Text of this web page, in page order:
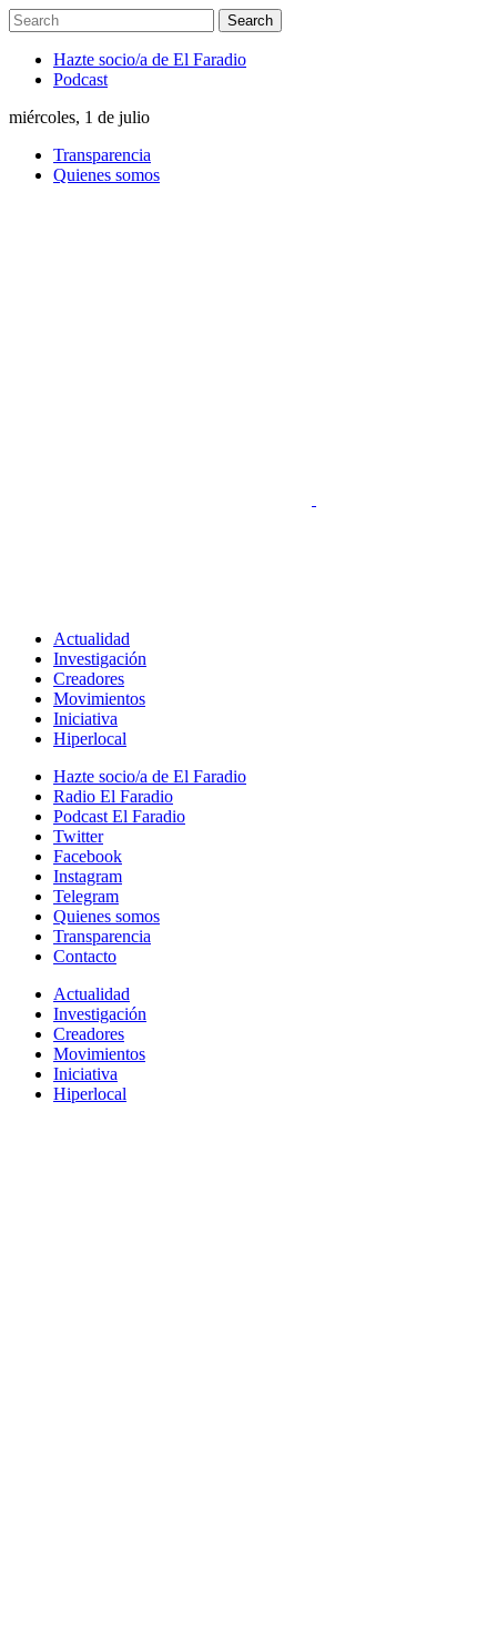
Hazte socio/a de El Faradio
Podcast
miércoles, 1 de julio
Transparencia
Quienes somos
Actualidad
Investigación
Creadores
Movimientos
Iniciativa
Hiperlocal
Hazte socio/a de El Faradio
Radio El Faradio
Podcast El Faradio
Twitter
Facebook
Instagram
Telegram
Quienes somos
Transparencia
Contacto
Actualidad
Investigación
Creadores
Movimientos
Iniciativa
Hiperlocal